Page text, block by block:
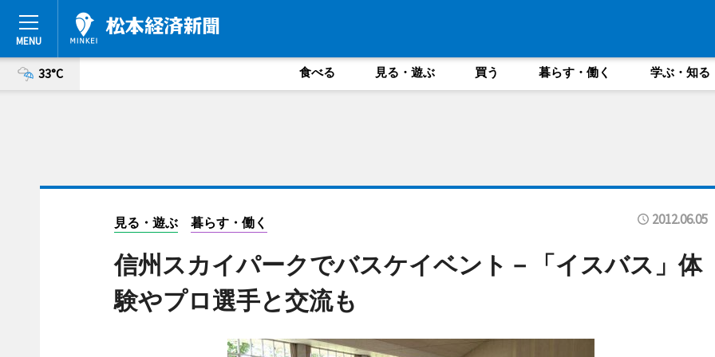
33°C 食べる 見る・遊ぶ 買う 暮らす・働く 学ぶ・知る
見る・遊ぶ 暮らす・働く 2012.06.05
信州スカイパークでバスケイベント－「イスバス」体
験やプロ選手と交流も